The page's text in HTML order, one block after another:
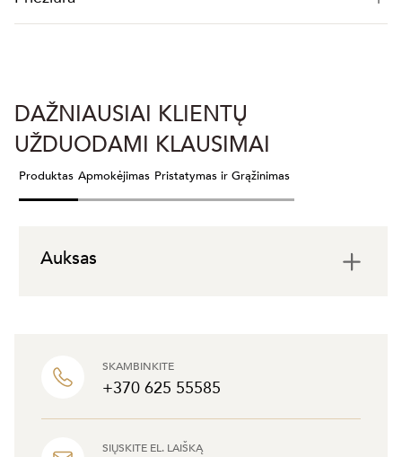
SKAMBINKITE
+370 625 55585
SIŲSKITE EL. LAIŠKĄ
DAŽNIAUSIAI KLIENTŲ
UŽDUODAMI KLAUSIMAI
Produktas Apmokėjimas Pristatymas ir Grąžinimas
Auksas